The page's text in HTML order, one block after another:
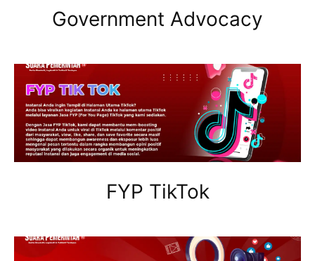
Government Advocacy
FYP TikTok